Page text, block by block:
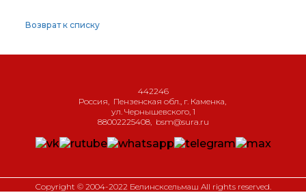
Возврат к списку
442246
Россия, Пензенская обл., г. Каменка,
ул. Чернышевского, 1
88002225408, bsm@sura.ru
Copyright © 2004-2022 Белинсксельмаш All rights reserved.